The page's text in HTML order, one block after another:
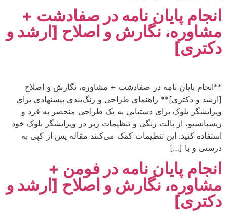
انجام پایان نامه در صفادشت +
مشاوره، نگارش و اصلاح [ارشد و
دکتری]
**انجام پایان نامه در صفادشت + مشاوره، نگارش و اصلاح
[ارشد و دکتری]** راهنمای طراحی و رنگ‌بندی پیشنهادی برای
ویرایشگر بلوک برای دستیابی به یک طراحی منحصر به فرد و
ریسپانسیو، از پالت رنگی و تنظیمات زیر در ویرایشگر بلوک خود
استفاده کنید. این تنظیمات کمک می‌کنند مقاله پس از کپی به
درستی و با […]
انجام پایان نامه در فومن +
مشاوره، نگارش و اصلاح [ارشد و
دکتری]